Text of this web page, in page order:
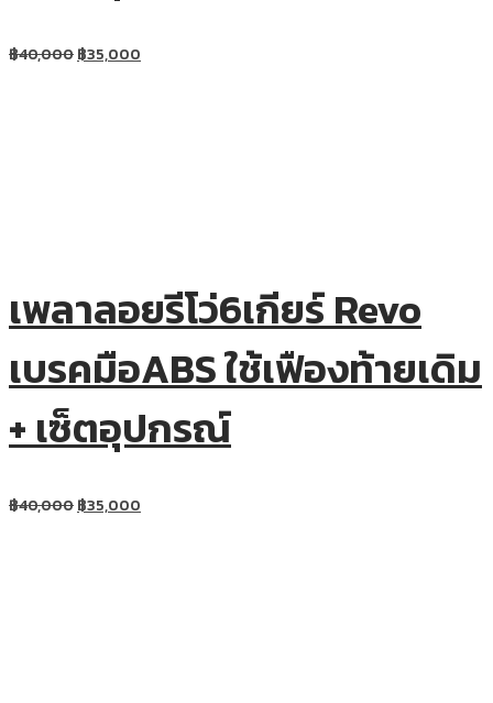
฿40,000฿35,000
เพลาลอยรีโว่6เกียร์ Revo
เบรคมือABS ใช้เฟืองท้ายเดิม
+ เซ็ตอุปกรณ์
฿40,000฿35,000